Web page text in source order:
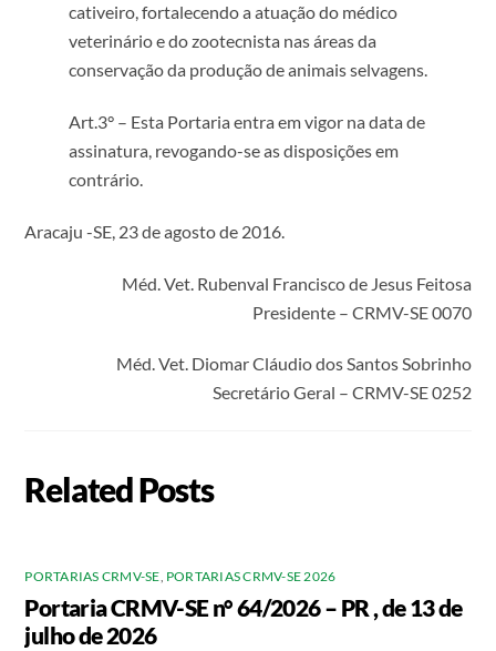
cativeiro, fortalecendo a atuação do médico
veterinário e do zootecnista nas áreas da
conservação da produção de animais selvagens.
Art.3° – Esta Portaria entra em vigor na data de
assinatura, revogando-se as disposições em
contrário.
Aracaju -SE, 23 de agosto de 2016.
Méd. Vet. Rubenval Francisco de Jesus Feitosa
Presidente – CRMV-SE 0070
Méd. Vet. Diomar Cláudio dos Santos Sobrinho
Secretário Geral – CRMV-SE 0252
Related Posts
PORTARIAS CRMV-SE, PORTARIAS CRMV-SE 2026
Portaria CRMV-SE n° 64/2026 – PR , de 13 de
julho de 2026